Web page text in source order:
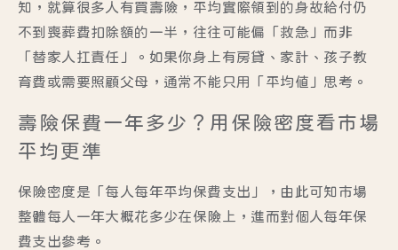
知，就算很多人有買壽險，平均實際領到的身故給付仍
不到喪葬費扣除額的一半，往往可能偏「救急」而非
「替家人扛責任」。如果你身上有房貸、家計、孩子教
育費或需要照顧父母，通常不能只用「平均值」思考。
壽險保費一年多少？用保險密度看市場
平均更準
保險密度是「每人每年平均保費支出」，由此可知市場
整體每人一年大概花多少在保險上，進而對個人每年保
費支出參考。